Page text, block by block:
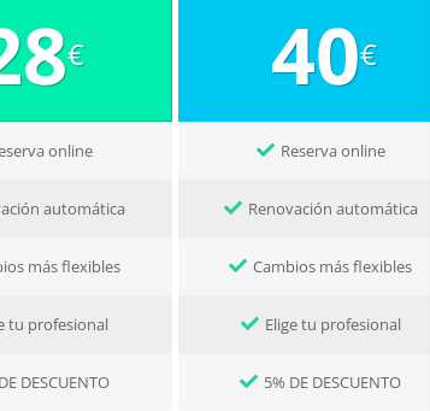
€
online
automática
más flexibles
tu profesional
DESCUENTO
40€
Reserva online
Renovación automática
Cambios más flexibles
Elige tu profesional
5% DE DESCUENTO